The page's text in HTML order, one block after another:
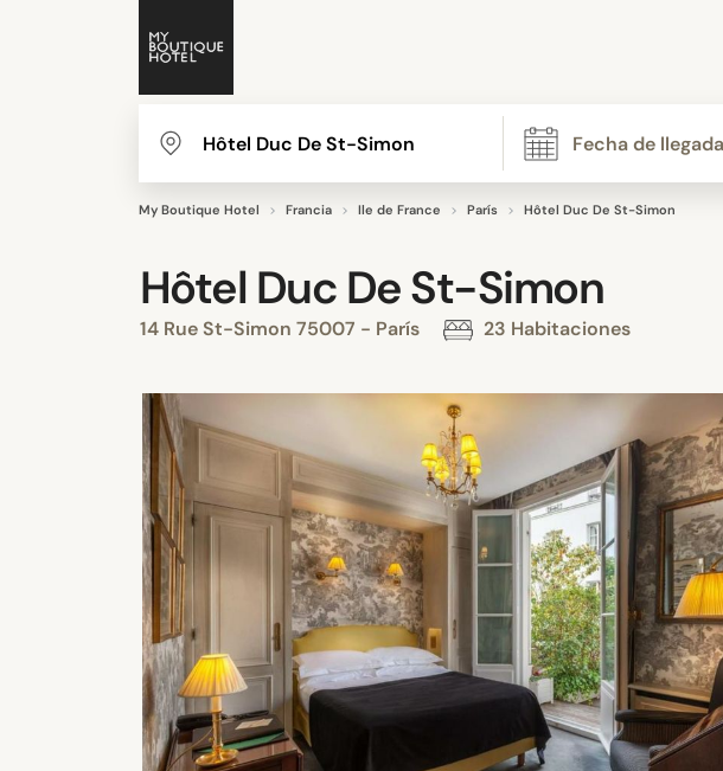
My Boutique Hotel Francia Ile de France París Hôtel Duc De St-Simon
Hôtel Duc De St-Simon
14 Rue St-Simon 75007 - París 23 Habitaciones